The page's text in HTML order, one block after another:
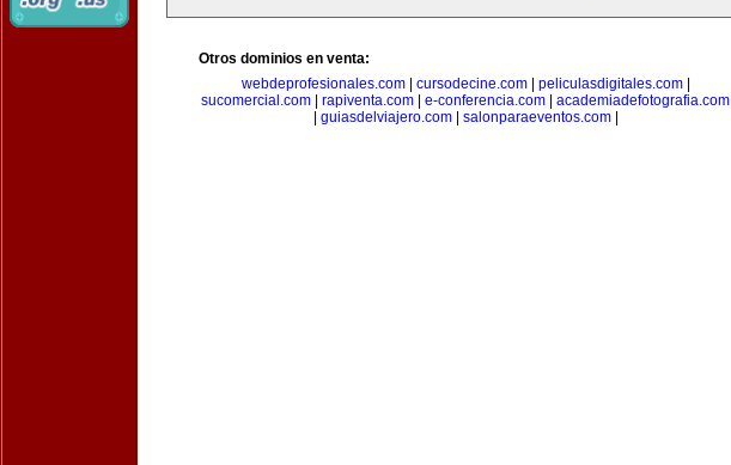
Otros dominios en venta:
webdeprofesionales.com| cursodecine.com| peliculasdigitales.com|
sucomercial.com
rapiventa.com e-conferencia.com
academiadefotografia.com
guiasdelviajero.com| salonparaeventos.com|